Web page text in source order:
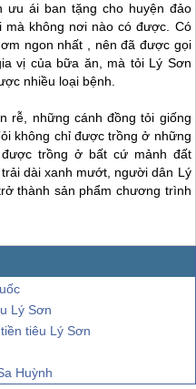
ưu ái ban tặng cho huyện đảo
không nơi nào có được. Có
ngon nhất , nên đã được gọi
vị của bữa ăn, mà tỏi Lý Sơn
nhiều loại bệnh.
rễ, những cánh đồng tỏi giống
không chỉ được trồng ở những
trồng ở bất cứ mảnh đất
dài xanh mướt, người dân Lý
thành sản phẩm chương trình
Lý Sơn
tiêu Lý Sơn
Huỳnh